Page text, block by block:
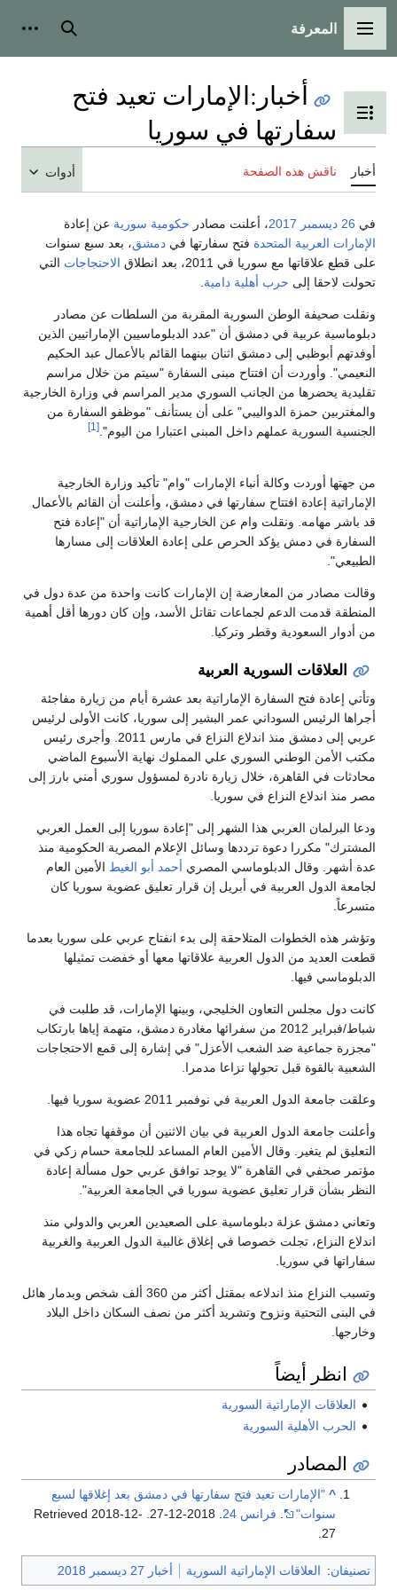
القائمة الرئيسية
المعرفة بحث
تبديل عرض جدول المحتويات
أخبار :الإمارات تعيد فتح
سفارتها في سوريا
أخبار ناقش هذه الصفحة أدوات
في 26 ديسمبر 2017، أعلنت مصادر حكومية سورية عن إعادة
الإمارات العربية المتحدة فتح سفارتها في دمشق، بعد سبع سنوات
على قطع علاقاتها مع سوريا في 2011، بعد انطلاق
الاحتجاجات التي
تحولت لاحقا إلى حرب أهلية دامية
ونقلت صحيفة الوطن السورية المقربة من السلطات عن مصادر
دبلوماسية عربية في دمشق أن "عدد الدبلوماسيين الإماراتيين الذين
أوفدتهم أبوظبي إلى دمشق اثنان بينهما القائم بالأعمال عبد الحكيم
النعيمي". وأوردت أن افتتاح مبنى السفارة "سيتم من خلال مراسم
تقليدية يحضرها من الجانب السوري مدير المراسم في وزارة الخارجية
والمغتربين حمزة الدواليبي" على أن يستأنف "موظفو السفارة من
الجنسية السورية عملهم داخل المبنى اعتبارا من اليوم". [1]
من جهتها أوردت وكالة أنباء الإمارات "وام" تأكيد وزارة الخارجية
الإماراتية إعادة افتتاح سفارتها في دمشق، وأعلنت أن القائم بالأعمال
قد باشر مهامه. ونقلت وام عن الخارجية الإماراتية أن "إعادة فتح
السفارة في دمش يؤكد الحرص على إعادة العلاقات إلى مسارها
الطبيعي".
وقالت مصادر من المعارضة إن الإمارات كانت واحدة من عدة دول في
المنطقة قدمت الدعم لجماعات تقاتل الأسد، وإن كان دورها أقل أهمية
من أدوار السعودية وقطر وتركيا.
العلاقات السورية العربية
وتأتي إعادة فتح السفارة الإماراتية بعد عشرة أيام من زيارة مفاجئة
أجراها الرئيس السوداني عمر البشير إلى سوريا، كانت الأولى لرئيس
عربي إلى دمشق منذ اندلاع النزاع في مارس 2011. وأجرى رئيس
مكتب الأمن الوطني السوري علي المملوك نهاية الأسبوع الماضي
محادثات في القاهرة، خلال زيارة نادرة لمسؤول سوري أمني بارز إلى
مصر منذ اندلاع النزاع في سوريا.
ودعا البرلمان العربي هذا الشهر إلى "إعادة ​سوريا​ إلى العمل العربي
المشترك" مكررا دعوة ترددها وسائل الإعلام المصرية الحكومية منذ
عدة أشهر. وقال الدبلوماسي المصري أحمد أبو الغيط الأمين العام
لجامعة الدول العربية في أبريل إن قرار تعليق عضوية سوريا كان
متسرعاً.
وتؤشر هذه الخطوات المتلاحقة إلى بدء انفتاح عربي على سوريا بعدما
قطعت العديد من الدول العربية علاقاتها معها أو خفضت تمثيلها
الدبلوماسي فيها.
كانت دول مجلس التعاون الخليجي، وبينها الإمارات، قد طلبت في
شباط/فبراير 2012 من سفرائها مغادرة دمشق، متهمة إياها بارتكاب
"مجزرة جماعية ضد الشعب الأعزل" في إشارة إلى قمع الاحتجاجات
الشعبية بالقوة قبل تحولها نزاعا مدمرا.
وعلقت جامعة الدول العربية في نوفمبر 2011 عضوية سوريا فيها.
وأعلنت جامعة الدول العربية في بيان الاثنين أن موقفها تجاه هذا
التعليق لم يتغير. وقال الأمين العام المساعد للجامعة حسام زكي في
مؤتمر صحفي في القاهرة "لا يوجد توافق عربي حول مسألة إعادة
النظر بشأن قرار تعليق عضوية سوريا في الجامعة العربية".
وتعاني دمشق عزلة دبلوماسية على الصعيدين العربي والدولي منذ
اندلاع النزاع، تجلت خصوصا في إغلاق غالبية الدول العربية والغربية
سفاراتها في سوريا.
وتسبب النزاع منذ اندلاعه بمقتل أكثر من 360 ألف شخص وبدمار هائل
في البنى التحتية ونزوح وتشريد أكثر من نصف السكان داخل البلاد
وخارجها.
انظر أيضاً
العلاقات الإماراتية السورية
الحرب الأهلية السورية
المصادر
^ "الإمارات تعيد فتح سفارتها في دمشق بعد إغلاقها لسبع
سنوات"
فرانس 24
2018-12-
27
تصنيفان: العلاقات الإماراتية السورية أخبار 27 ديسمبر 2018